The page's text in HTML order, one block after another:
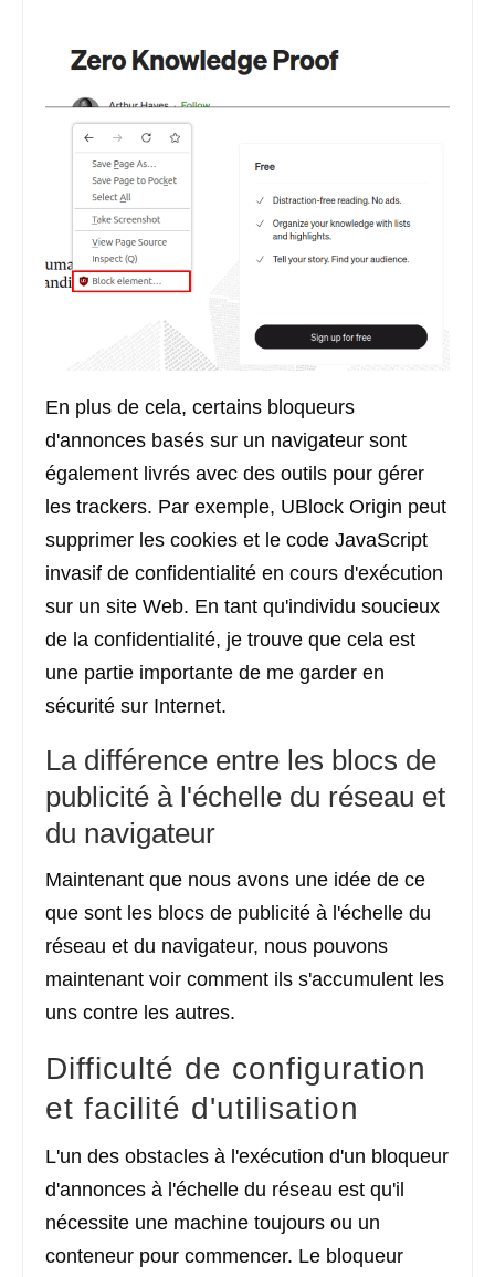
En plus de cela, certains bloqueurs
d'annonces basés sur un navigateur sont
également livrés avec des outils pour gérer
les trackers. Par exemple, UBlock Origin peut
supprimer les cookies et le code JavaScript
invasif de confidentialité en cours d'exécution
sur un site Web. En tant qu'individu soucieux
de la confidentialité, je trouve que cela est
une partie importante de me garder en
sécurité sur Internet.
La différence entre les blocs de
publicité à l'échelle du réseau et
du navigateur
Maintenant que nous avons une idée de ce
que sont les blocs de publicité à l'échelle du
réseau et du navigateur, nous pouvons
maintenant voir comment ils s'accumulent les
uns contre les autres.
Difficulté de configuration
et facilité d'utilisation
L'un des obstacles à l'exécution d'un bloqueur
d'annonces à l'échelle du réseau est qu'il
nécessite une machine toujours ou un
conteneur pour commencer. Le bloqueur